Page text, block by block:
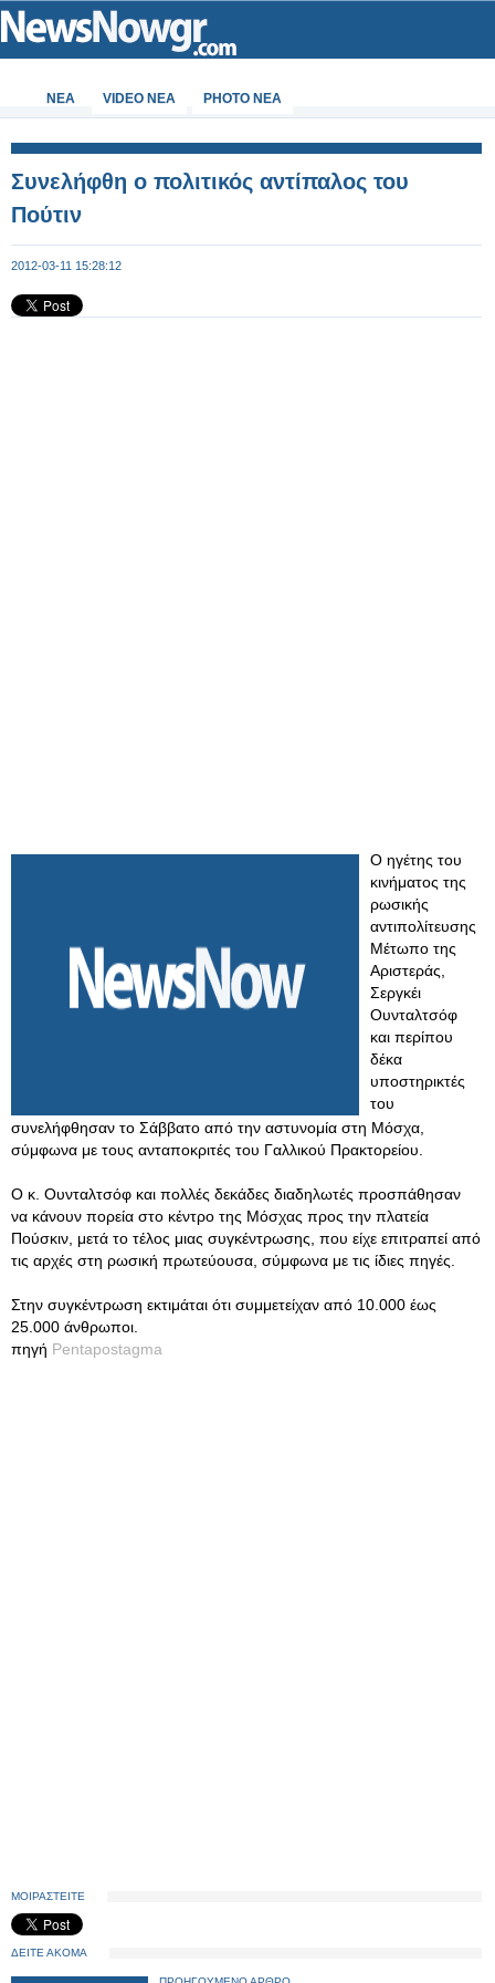
ΝΕΑ VIDEO NEA PHOTO NEA
Συνελήφθη ο πολιτικός αντίπαλος του
Πούτιν
2012-03-11 15:28:12
Ο ηγέτης του
κινήματος της
ρωσικής
αντιπολίτευσης
Μέτωπο της
Αριστεράς,
Σεργκέι
Ουνταλτσόφ
και περίπου
δέκα
υποστηρικτές
του
συνελήφθησαν το Σάββατο από την αστυνομία στη Μόσχα,
σύμφωνα με τους ανταποκριτές του Γαλλικού Πρακτορείου.
Ο κ. Ουνταλτσόφ και πολλές δεκάδες διαδηλωτές προσπάθησαν
να κάνουν πορεία στο κέντρο της Μόσχας προς την πλατεία
Πούσκιν, μετά το τέλος μιας συγκέντρωσης, που είχε επιτραπεί από
τις αρχές στη ρωσική πρωτεύουσα, σύμφωνα με τις ίδιες πηγές.
Στην συγκέντρωση εκτιμάται ότι συμμετείχαν από 10.000 έως
25.000 άνθρωποι.
πηγή Pentapostagma
ΜΟΙΡΑΣΤΕΙΤΕ
ΔΕΙΤΕ ΑΚΟΜΑ